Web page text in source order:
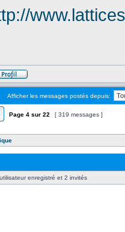
Afficher les messages postés depuis:
Page 4 sur 22 [ 319 messages ]
enregistré et 2 invités